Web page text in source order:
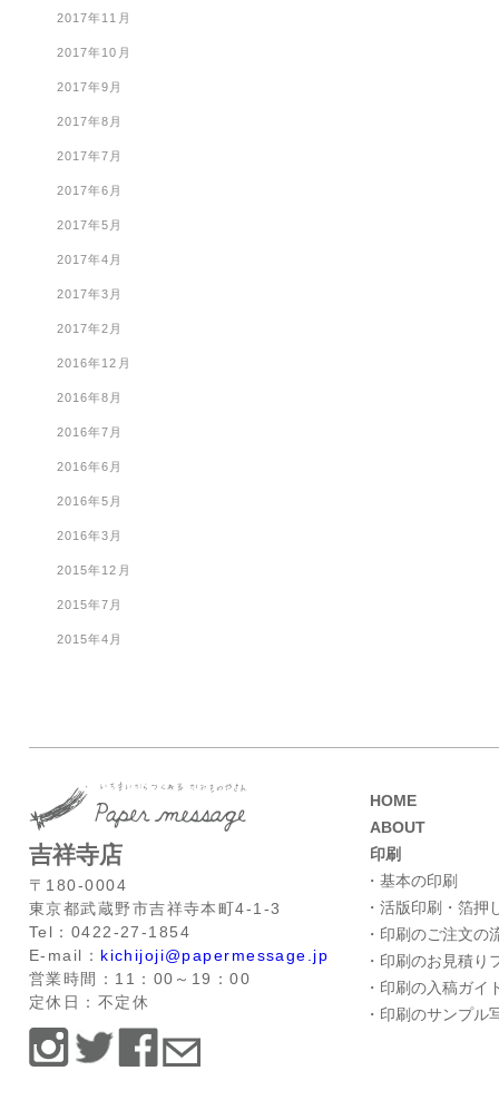
2017年11月
2017年10月
2017年9月
2017年8月
2017年7月
2017年6月
2017年5月
2017年4月
2017年3月
2017年2月
2016年12月
2016年8月
2016年7月
2016年6月
2016年5月
2016年3月
2015年12月
2015年7月
2015年4月
吉祥寺店
〒180-0004
東京都武蔵野市吉祥寺本町4-1-3
Tel：0422-27-1854
E-mail： kichijoji@papermessage.jp
営業時間：11：00～19：00
定休日：不定休
HOME
ABOUT
印刷
・基本の印刷
・活版印刷・箔押
・印刷のご注文の
・印刷のお見積り
・印刷の入稿ガイ
・印刷のサンプル